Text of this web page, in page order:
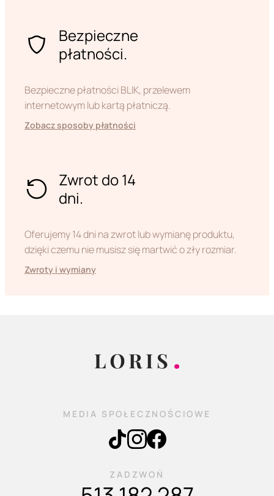
Bezpieczne
płatności.
Bezpieczne płatności BLIK, przelewem
internetowym lub kartą płatniczą.
Zobacz sposoby płatności
Zwrot do 14
dni.
Oferujemy 14 dni na zwrot lub wymianę produktu,
dzięki czemu nie musisz się martwić o zły rozmiar.
Zwroty i wymiany
MEDIA SPOŁECZNOŚCIOWE
ZADZWOŃ